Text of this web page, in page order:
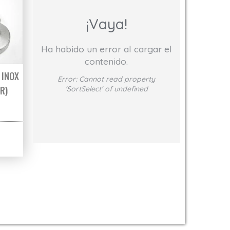
en la página de producto
41,33€
Las opciones se pueden elegir en la página de producto
era: 30,00€.
precio actual es: 24,00€.
¡Vaya!
Ha habido un error al cargar el
contenido.
Error: Cannot read property
'SortSelect' of undefined